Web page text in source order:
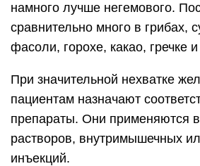
намного лучше негемового.
сравнительно много в грибах,
фасоли, горохе, какао, гречке
При значительной нехватке
пациентам назначают
препараты. Они применяются в
растворов, внутримышечных
инъекций.